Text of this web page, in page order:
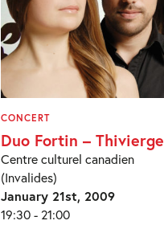
CONCERT
Duo Fortin – Thivierge
Centre culturel canadien
(Invalides)
January 21st, 2009
19:30 - 21:00